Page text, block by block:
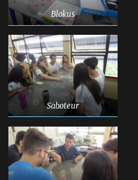
Blokus
Saboteur